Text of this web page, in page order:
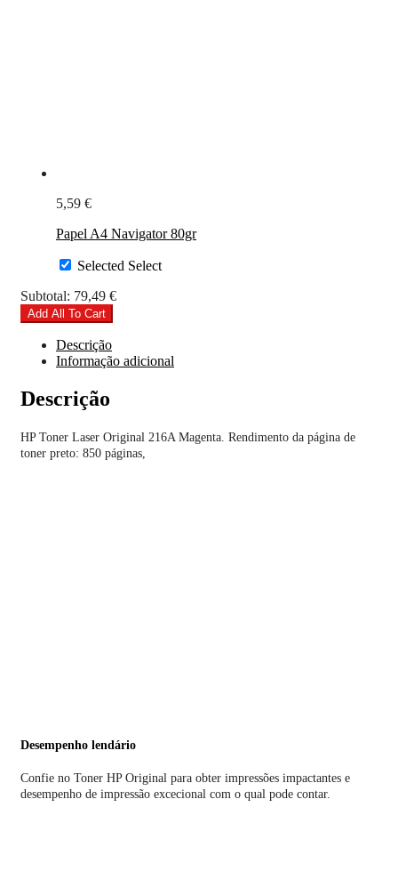
5,59 €
Papel A4 Navigator 80gr
Selected Select
Subtotal: 79,49 €
Add All To Cart
Descrição
Informação adicional
Descrição
HP Toner Laser Original 216A Magenta. Rendimento da página de
toner preto: 850 páginas,
Desempenho lendário
Confie no Toner HP Original para obter impressões impactantes e
desempenho de impressão excecional com o qual pode contar.